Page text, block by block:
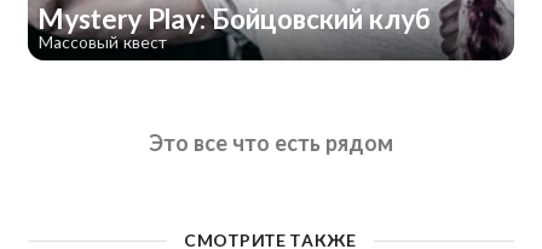
Mystery Play: Бойцовский клуб
Массовый квест
Это все что есть рядом
СМОТРИТЕ ТАКЖЕ